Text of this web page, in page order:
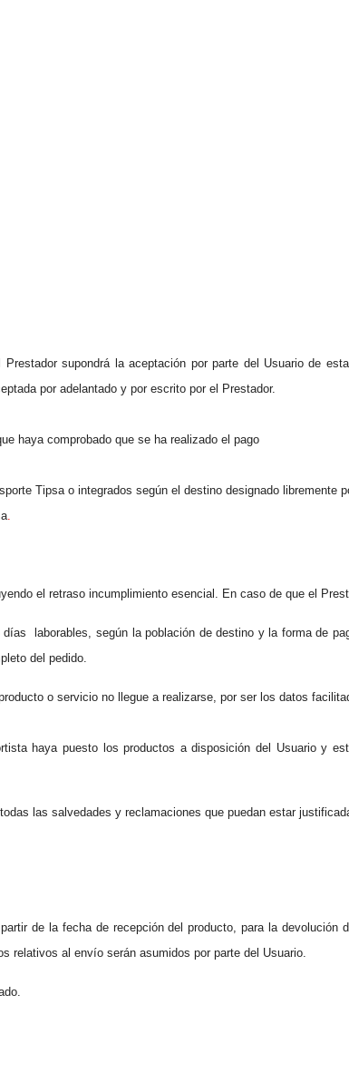
supondrá la aceptación por parte del Usuario de
por adelantado y por escrito por el Prestador.
haya comprobado que se ha realizado el pago
Tipsa o integrados según el destino designado libremente
el retraso incumplimiento esencial. En caso de que el
días
laborables, según la población de destino y la forma de
del pedido.
o servicio no llegue a realizarse, por ser los datos
haya puesto los productos a disposición del Usuario y
las salvedades y reclamaciones que puedan estar
de la fecha de recepción del producto, para la devolución
relativos al envío serán asumidos por parte del Usuario.